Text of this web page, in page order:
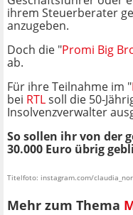
ihrem Steuerberater
anzugeben.
Doch die "Promi Big
ab.
Für ihre Teilnahme im "
bei RTLsoll die 50-
Insolvenzverwalter
So sollen ihr von der
30.000 Euro übrig
Titelfoto: instagram.com/
Mehr zum Thema